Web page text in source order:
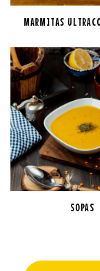
MARMITAS
SOPAS